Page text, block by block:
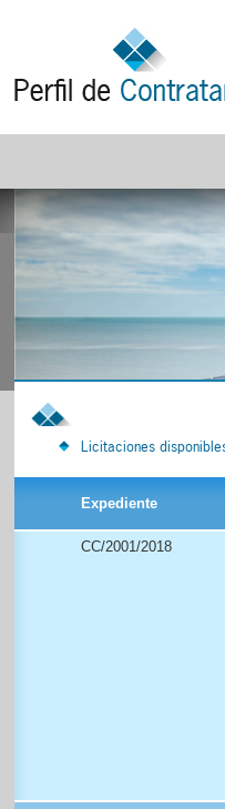
Licitaciones
Expediente
CC/2001/2018